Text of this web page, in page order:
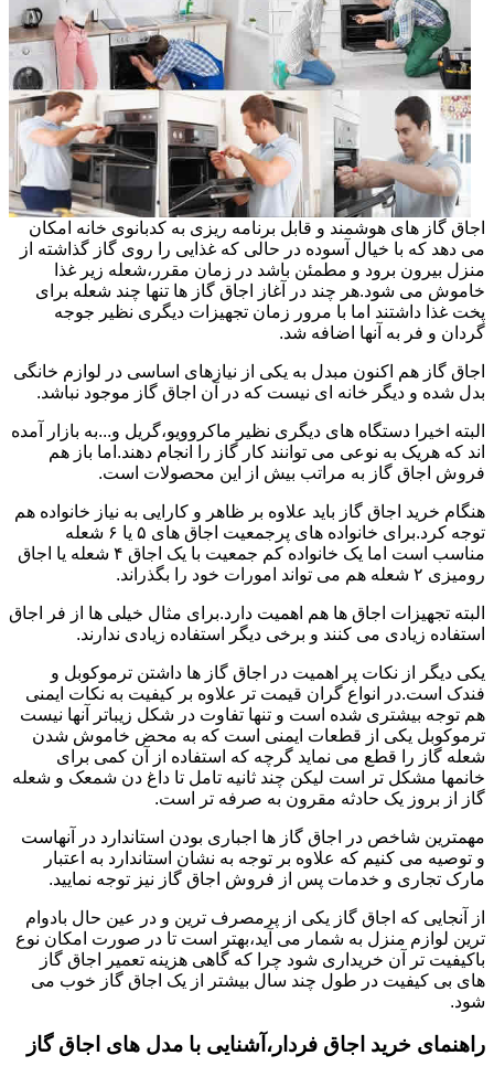
اجاق گاز های هوشمند و قابل برنامه ریزی به کدبانوی خانه امکان
می دهد که با خیال آسوده در حالی که غذایی را روی گاز گذاشته از
منزل بیرون برود و مطمئن باشد در زمان مقرر،شعله زیر غذا
خاموش می شود.هر چند در آغاز اجاق گاز ها تنها چند شعله برای
پخت غذا داشتند اما با مرور زمان تجهیزات دیگری نظیر جوجه
گردان و فر به آنها اضافه شد.
اجاق گاز هم اکنون مبدل به یکی از نیازهای اساسی در لوازم خانگی
بدل شده و دیگر خانه ای نیست که در آن اجاق گاز موجود نباشد.
البته اخیرا دستگاه های دیگری نظیر ماکروویو،گریل و...به بازار آمده
اند که هریک به نوعی می توانند کار گاز را انجام دهند.اما باز هم
فروش اجاق گاز به مراتب بیش از این محصولات است.
هنگام خرید اجاق گاز باید علاوه بر ظاهر و کارایی به نیاز خانواده هم
توجه کرد.برای خانواده های پرجمعیت اجاق های ۵ یا ۶ شعله
مناسب است اما یک خانواده کم جمعیت با یک اجاق ۴ شعله یا اجاق
رومیزی ۲ شعله هم می تواند امورات خود را بگذراند.
البته تجهیزات اجاق ها هم اهمیت دارد.برای مثال خیلی ها از فر اجاق
استفاده زیادی می کنند و برخی دیگر استفاده زیادی ندارند.
یکی دیگر از نکات پر اهمیت در اجاق گاز ها داشتن ترموکوبل و
فندک است.در انواع گران قیمت تر علاوه بر کیفیت به نکات ایمنی
هم توجه بیشتری شده است و تنها تفاوت در شکل زیباتر آنها نیست
ترموکوبل یکی از قطعات ایمنی است که به محض خاموش شدن
شعله گاز را قطع می نماید گرچه که استفاده از آن کمی برای
خانمها مشکل تر است لیکن چند ثانیه تامل تا داغ دن شمعک و شعله
گاز از بروز یک حادثه مقرون به صرفه تر است.
مهمترین شاخص در اجاق گاز ها اجباری بودن استاندارد در آنهاست
و توصیه می کنیم که علاوه بر توجه به نشان استاندارد به اعتبار
مارک تجاری و خدمات پس از فروش اجاق گاز نیز توجه نمایید.
از آنجایی که اجاق گاز یکی از پرمصرف ترین و در عین حال بادوام
ترین لوازم منزل به شمار می آید،بهتر است تا در صورت امکان نوع
باکیفیت تر آن خریداری شود چرا که گاهی هزینه تعمیر اجاق گاز
های بی کیفیت در طول چند سال بیشتر از یک اجاق گاز خوب می
شود.
راهنمای خرید اجاق فردار،آشنایی با مدل های اجاق گاز